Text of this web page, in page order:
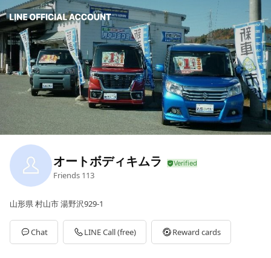
オートボディキムラ
Friends 113
山形県 村山市 湯野沢929-1
Chat LINE Call (free) Reward cards